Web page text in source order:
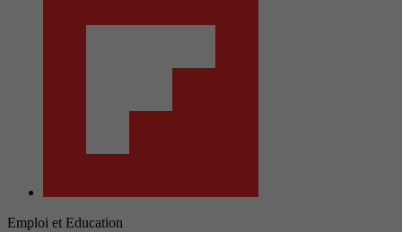
Emploi et Education